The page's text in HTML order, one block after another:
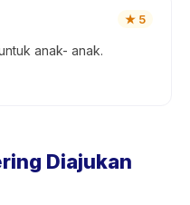
★ 5
anak- anak.
Diajukan